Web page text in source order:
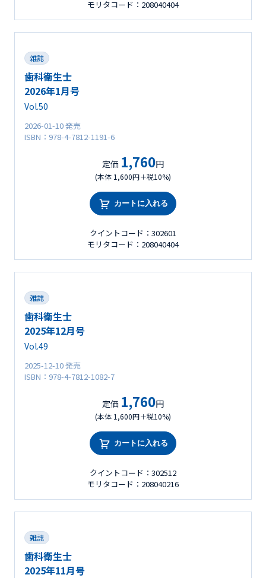
モリタコード：208040404
雑誌
歯科衛生士
2026年1月号
Vol.50
2026-01-10 発売
ISBN：978-4-7812-1191-6
定価 1,760円
(本体 1,600円＋税10%)
カートに入れる
クイントコード：302601
モリタコード：208040404
雑誌
歯科衛生士
2025年12月号
Vol.49
2025-12-10 発売
ISBN：978-4-7812-1082-7
定価 1,760円
(本体 1,600円＋税10%)
カートに入れる
クイントコード：302512
モリタコード：208040216
雑誌
歯科衛生士
2025年11月号